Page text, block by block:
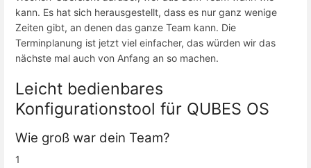
kann. Es hat sich herausgestellt, dass es nur ganz wenige
Zeiten gibt, an denen das ganze Team kann. Die
Terminplanung ist jetzt viel einfacher, das würden wir das
nächste mal auch von Anfang an so machen.
Leicht bedienbares
Konfigurationstool für QUBES OS
Wie groß war dein Team?
1